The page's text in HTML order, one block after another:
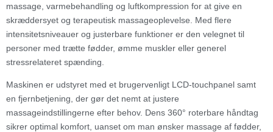
massage, varmebehandling og luftkompression for at give en
skræddersyet og terapeutisk massageoplevelse. Med flere
intensitetsniveauer og justerbare funktioner er den velegnet til
personer med trætte fødder, ømme muskler eller generel
stressrelateret spænding.
Maskinen er udstyret med et brugervenligt LCD-touchpanel samt
en fjernbetjening, der gør det nemt at justere
massageindstillingerne efter behov. Dens 360° roterbare håndtag
sikrer optimal komfort, uanset om man ønsker massage af fødder,